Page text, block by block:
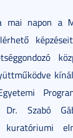
mai napon a
Szabó
kuratóriumi